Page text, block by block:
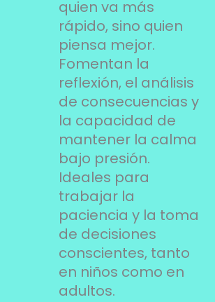
quien va más
rápido, sino quien
piensa mejor.
Fomentan la
reflexión, el análisis
de consecuencias y
la capacidad de
mantener la calma
bajo presión.
Ideales para
trabajar la
paciencia y la toma
de decisiones
conscientes, tanto
en niños como en
adultos.